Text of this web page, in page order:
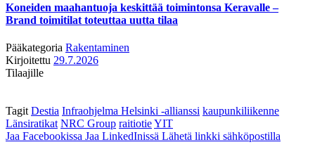
Koneiden maahantuoja keskittää toimintonsa Keravalle –
Brand toimitilat toteuttaa uutta tilaa
Pääkategoria Rakentaminen
Kirjoitettu 29.7.2026
Tilaajille
Tagit Destia Infraohjelma Helsinki -allianssi kaupunkiliikenne
Länsiratikat NRC Group raitiotieYIT
Jaa Facebookissa Jaa LinkedInissä Lähetä linkki sähköpostilla